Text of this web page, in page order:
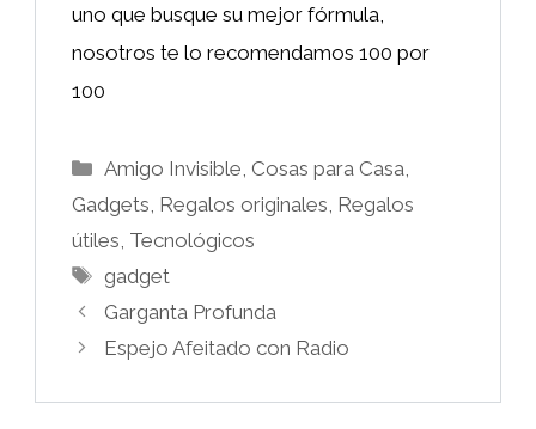
uno que busque su mejor fórmula,
nosotros te lo recomendamos 100 por
100
Categorías
Amigo Invisible Cosas para Casa
Gadgets Regalos originales Regalos
útiles Tecnológicos
Etiquetas
gadget
Garganta Profunda
Espejo Afeitado con Radio